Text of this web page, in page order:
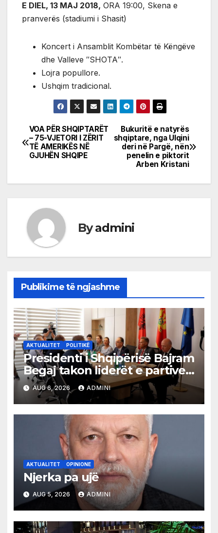
E DIEL, 13 MAJ 2018, ORA 19:00, Skena e
pranverës (stadiumi i Shasit)
Koncert i Ansamblit Kombëtar të Këngëve
dhe Valleve ″SHOTA″.
Lojra popullore.
Ushqim tradicional.
Post
navigation
Bukuritë e natyrës
shqiptare, nga Ulqini
deri në Pargë, nën
penelin e piktorit
Arben Kristani
VOA PËR SHQIPTARËT
– 75-VJETORI I ZËRIT
TË AMERIKËS NË
GJUHËN SHQIPE
Byadmini
Publikime të ngjashme
AKTUALITET POLITIKË
Presidenti i Shqipërisë Bajram
Begaj takon liderët e partive
shqiptare në Ulqin
AUG 6, 2026 ADMINI
AKTUALITET OPINIONE
Njerka pa ujë
AUG 5, 2026 ADMINI